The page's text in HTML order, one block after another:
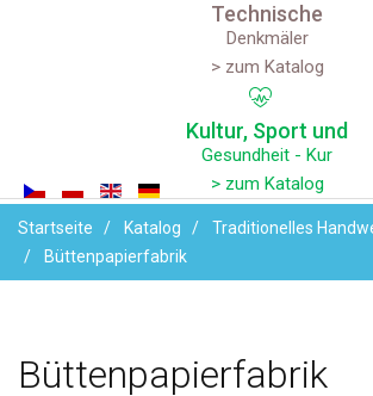
Technische
Denkmäler
> zum Katalog
Kultur, Sport und
Gesundheit - Kur
> zum Katalog
Startseite Katalog
Traditionelles
Büttenpapierfabrik
Büttenpapierfabrik